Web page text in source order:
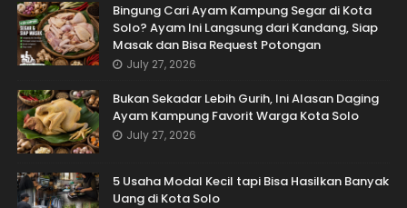
Bingung Cari Ayam Kampung Segar di Kota
Solo? Ayam Ini Langsung dari Kandang, Siap
Masak dan Bisa Request Potongan
July 27, 2026
Bukan Sekadar Lebih Gurih, Ini Alasan Daging
Ayam Kampung Favorit Warga Kota Solo
July 27, 2026
5 Usaha Modal Kecil tapi Bisa Hasilkan Banyak
Uang di Kota Solo